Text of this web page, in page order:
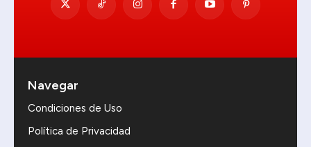
Navegar
Condiciones de Uso
Política de Privacidad